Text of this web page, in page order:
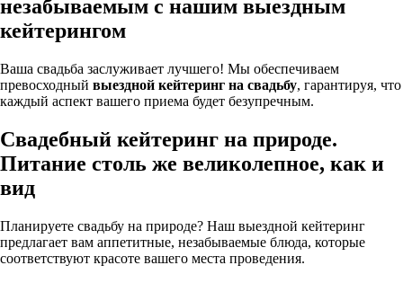
незабываемым с нашим выездным
кейтерингом
Ваша свадьба заслуживает лучшего! Мы обеспечиваем
превосходный выездной кейтеринг на свадьбу, гарантируя, что
каждый аспект вашего приема будет безупречным.
Свадебный кейтеринг на природе.
Питание столь же великолепное, как и
вид
Планируете свадьбу на природе? Наш выездной кейтеринг
предлагает вам аппетитные, незабываемые блюда, которые
соответствуют красоте вашего места проведения.